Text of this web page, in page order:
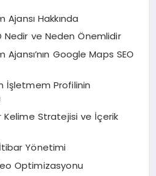
Hakkında
Nedir ve Neden Önemlidir
Google Maps SEO
İşletmem Profilinin
Kelime Stratejisi ve İçerik
Yönetimi
Optimizasyonu